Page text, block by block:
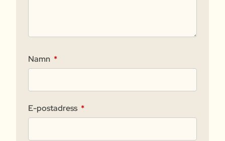
Namn *
E-postadress *